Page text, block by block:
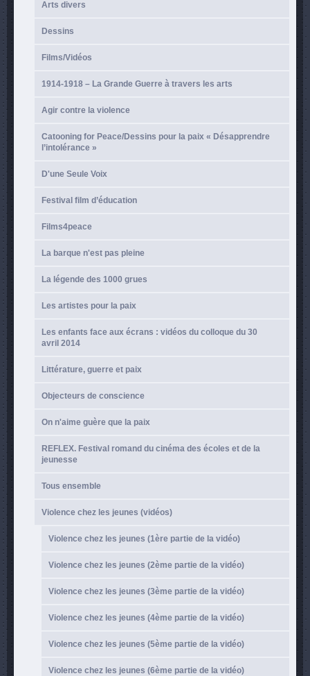
Arts divers
Dessins
Films/Vidéos
1914-1918 – La Grande Guerre à travers les arts
Agir contre la violence
Catooning for Peace/Dessins pour la paix « Désapprendre
l’intolérance »
D'une Seule Voix
Festival film d’éducation
Films4peace
La barque n'est pas pleine
La légende des 1000 grues
Les artistes pour la paix
Les enfants face aux écrans : vidéos du colloque du 30
avril 2014
Littérature, guerre et paix
Objecteurs de conscience
On n'aime guère que la paix
REFLEX. Festival romand du cinéma des écoles et de la
jeunesse
Tous ensemble
Violence chez les jeunes (vidéos)
Violence chez les jeunes (1ère partie de la vidéo)
Violence chez les jeunes (2ème partie de la vidéo)
Violence chez les jeunes (3ème partie de la vidéo)
Violence chez les jeunes (4ème partie de la vidéo)
Violence chez les jeunes (5ème partie de la vidéo)
Violence chez les jeunes (6ème partie de la vidéo)